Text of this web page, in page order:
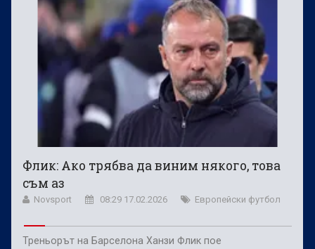
Флик: Ако трябва да виним някого, това
съм аз
Novsport 08:29 17.02.2026 Европейски футбол
Треньорът на Барселона Ханзи Флик пое